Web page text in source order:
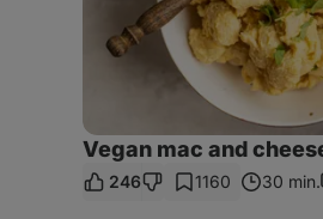
Vegan mac and
246 1160 30 min.